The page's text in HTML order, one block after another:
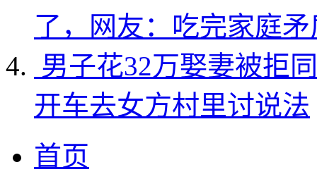
了，网友：吃完家庭
男子花32万娶妻被拒
开车去女方村里讨说法
首页